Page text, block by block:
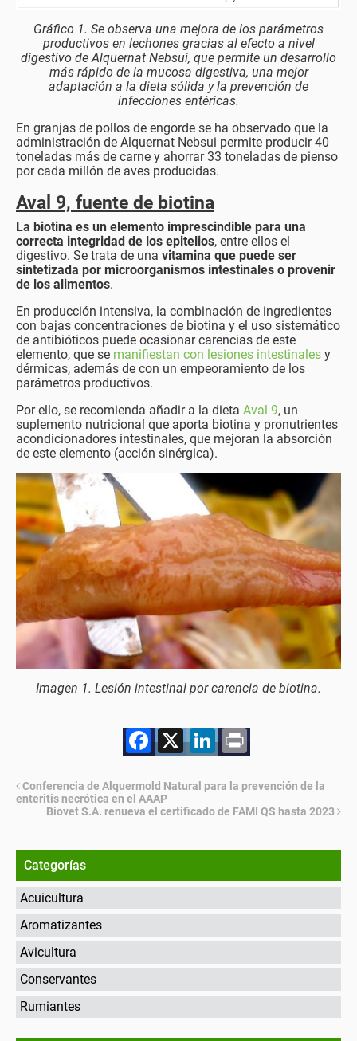
Gráfico 1. Se observa una mejora de los parámetros
productivos en lechones gracias al efecto a nivel
digestivo de Alquernat Nebsui, que permite un desarrollo
más rápido de la mucosa digestiva, una mejor
adaptación a la dieta sólida y la prevención de
infecciones entéricas.
En granjas de pollos de engorde se ha observado que la
administración de Alquernat Nebsui permite producir 40
toneladas más de carne y ahorrar 33 toneladas de pienso
por cada millón de aves producidas.
Aval 9, fuente de biotina
La biotina es un elemento imprescindible para una
correcta integridad de los epitelios, entre ellos el
digestivo. Se trata de una vitamina que puede ser
sintetizada por microorganismos intestinales o provenir
de los alimentos.
En producción intensiva, la combinación de ingredientes
con bajas concentraciones de biotina y el uso sistemático
de antibióticos puede ocasionar carencias de este
elemento, que se manifiestan con lesiones intestinales y
dérmicas, además de con un empeoramiento de los
parámetros productivos.
Por ello, se recomienda añadir a la dieta Aval 9, un
suplemento nutricional que aporta biotina y pronutrientes
acondicionadores intestinales, que mejoran la absorción
de este elemento (acción sinérgica).
Imagen 1. Lesión intestinal por carencia de biotina.
Facebook
X LinkedIn
Print
Conferencia de Alquermold Natural para la prevención de la
enteritis necrótica en el AAAP
Biovet S.A. renueva el certificado de FAMI QS hasta 2023
Categorías
Acuicultura
Aromatizantes
Avicultura
Conservantes
Rumiantes